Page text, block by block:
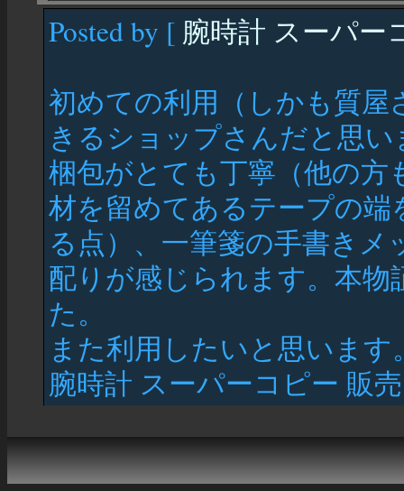
Posted by [ 腕時計 スーパー
初めての利用（しかも質
きるショップさんだと思い
梱包がとても丁寧（他の
材を留めてあるテープの
る点）、一筆箋の手書き
配りが感じられます。本
た。
また利用したいと思いま
腕時計 スーパーコピー 販